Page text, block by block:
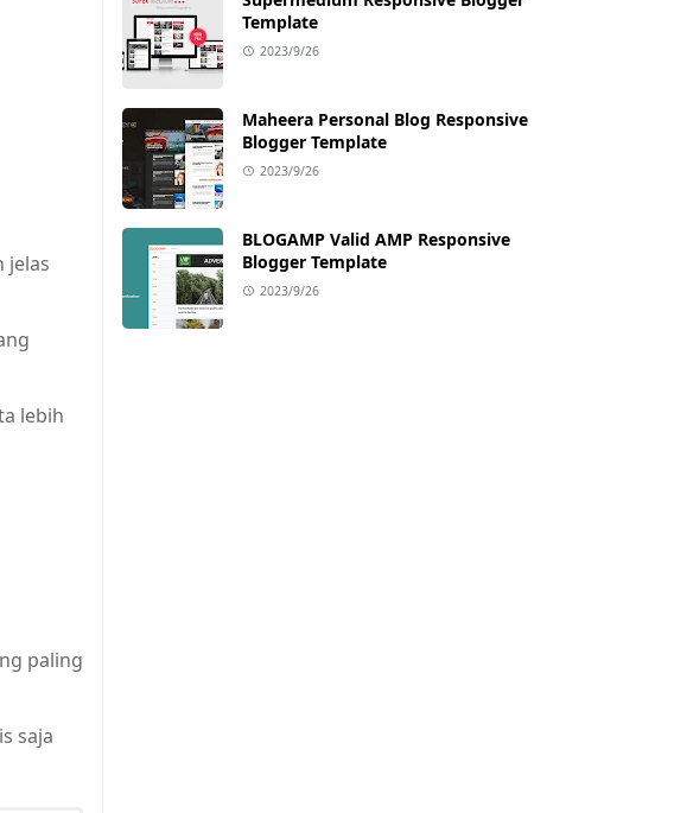
jelas
lebih
paling
saja
Template
2023/9/26
Maheera Personal Blog Responsive
Blogger Template
2023/9/26
BLOGAMP Valid AMP Responsive
Blogger Template
2023/9/26